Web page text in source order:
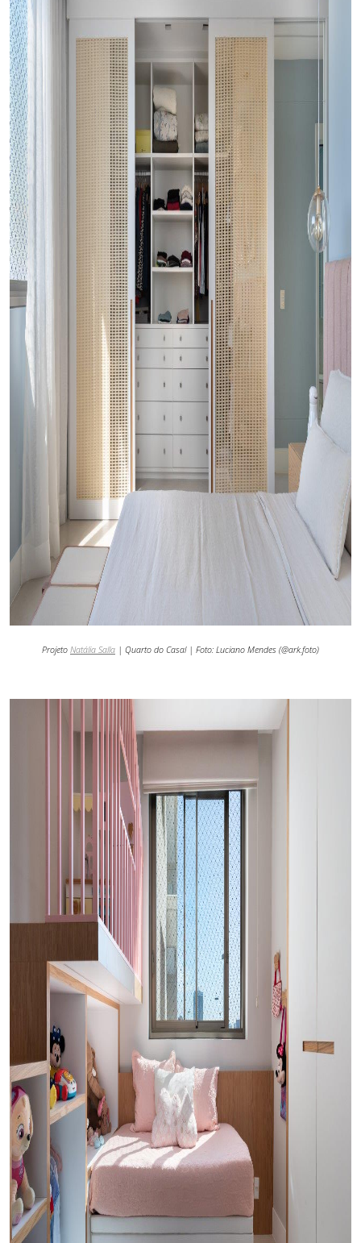
Projeto Natália Salla | Quarto do Casal | Foto: Luciano Mendes (@ark.foto)